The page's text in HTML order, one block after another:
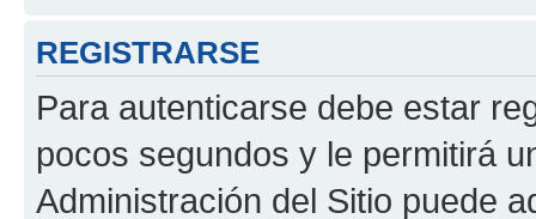
REGISTRARSE
Para autenticarse debe estar
pocos segundos y le permitirá
Administración del Sitio puede